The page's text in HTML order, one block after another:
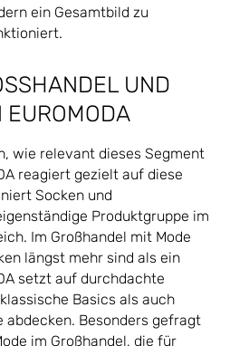
ein Gesamtbild zu
UND D
wie relevant dieses Segment
reagiert gezielt auf diese
Socken und
Produktgruppe im
Im Großhandel mit Mode
längst mehr sind als ein
setzt auf durchdachte
Basics als auch
Besonders gefragt
im Großhandel, die für